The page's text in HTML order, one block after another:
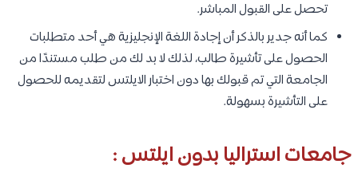
تحصل على القبول المباشر.
كما أنه جدير بالذكر أن إجادة اللغة الإنجليزية هي أحد متطلبات
الحصول على تأشيرة طالب، لذلك لا بد لك من طلب مستندًا من
الجامعة التي تم قبولك بها دون اختبار الايلتس لتقديمه للحصول
على التأشيرة بسهولة.
جامعات استراليا بدون ايلتس :